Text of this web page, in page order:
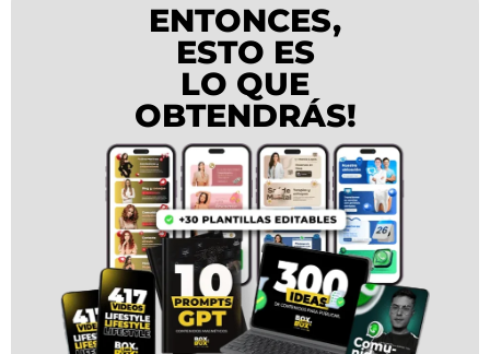
ENTONCES,
ESTO ES
LO QUE
OBTENDRÁS!